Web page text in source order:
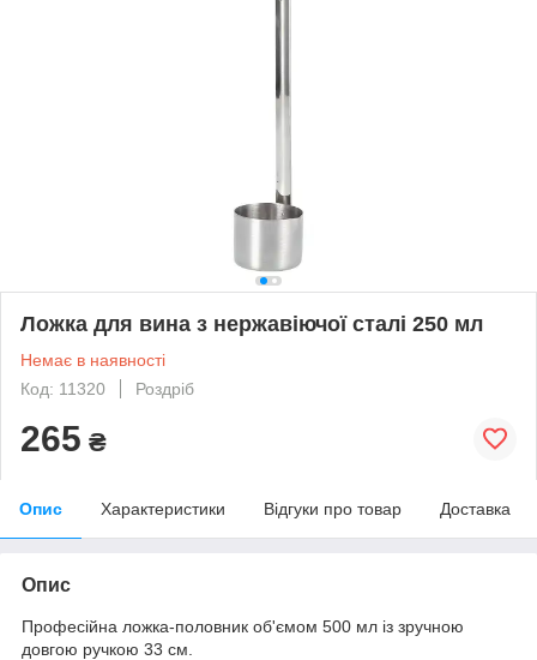
Ложка для вина з нержавіючої сталі 250 мл
Немає в наявності
Код: 11320
Роздріб
265 ₴
Опис Характеристики Відгуки про товар Доставка
Опис
Професійна ложка-половник об'ємом 500 мл із зручною
довгою ручкою 33 см.